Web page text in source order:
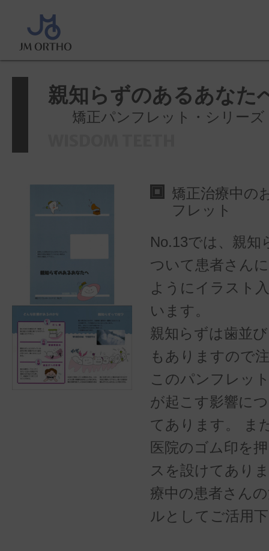
ホーム
矯正パンフレットシリーズ
へ
親知らずのあるあなた
矯正パンフレット・シリー
矯正治療中の
フレット
No.13では、親知
ついて患者さん
ようにイラスト
います。
親知らずは歯並
もありますので
このパンフレッ
が起こす影響に
てあります。 ま
医院のゴム印を
スを設けてあり
療中の患者さん
ルとしてご活用